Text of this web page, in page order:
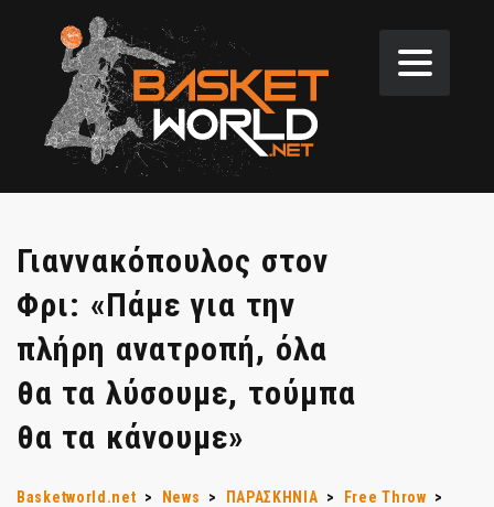
Γιαννακόπουλος στον
Φρι: «Πάμε για την
πλήρη ανατροπή, όλα
θα τα λύσουμε, τούμπα
θα τα κάνουμε»
Basketworld.net > News > ΠΑΡΑΣΚΗΝΙΑ > Free Throw >